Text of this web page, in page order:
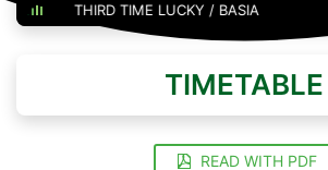
THIRD TIME LUCKY / BASIA
TIMETABLE
READ WITH PDF